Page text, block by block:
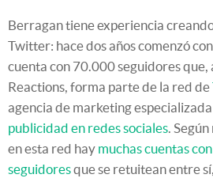
Berragan tiene experiencia
Twitter: hace dos años comenzó con
cuenta con 70.000 seguidores
Reactions, forma parte de la red de
agencia de marketing
publicidad en redes sociales.
en esta red hay muchas cuentas
seguidoresque se retuitean entre